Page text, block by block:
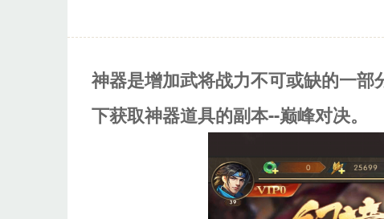
神器是增加武将战力不可或缺的一
下获取神器道具的副本--巅峰对决。